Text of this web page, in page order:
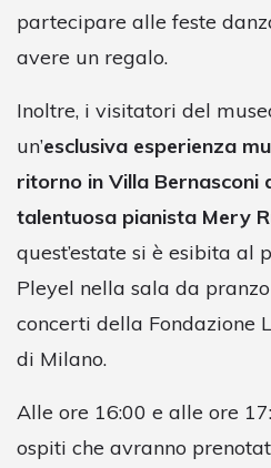
partecipare alle feste
avere un regalo.
Inoltre, i visitatori del
un’esclusiva esperienza
ritorno in Villa Bernasconi
talentuosa pianista Mery
quest’estate si è esibita al
Pleyel nella sala da
concerti della Fondazione
di Milano.
Alle ore 16:00 e alle ore
ospiti che avranno